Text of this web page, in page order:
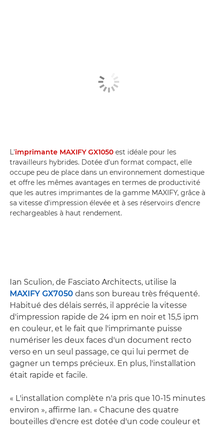
L'imprimante MAXIFY GX1050 est idéale pour les
travailleurs hybrides. Dotée d'un format compact, elle
occupe peu de place dans un environnement domestique
et offre les mêmes avantages en termes de productivité
que les autres imprimantes de la gamme MAXIFY, grâce à
sa vitesse d'impression élevée et à ses réservoirs d'encre
rechargeables à haut rendement.
Ian Sculion, de Fasciato Architects, utilise la
MAXIFY GX7050 dans son bureau très fréquenté.
Habitué des délais serrés, il apprécie la vitesse
d'impression rapide de 24 ipm en noir et 15,5 ipm
en couleur, et le fait que l'imprimante puisse
numériser les deux faces d'un document recto
verso en un seul passage, ce qui lui permet de
gagner un temps précieux. En plus, l'installation
était rapide et facile.
« L'installation complète n'a pris que 10-15 minutes
environ », affirme Ian. « Chacune des quatre
bouteilles d'encre est dotée d'un code couleur et